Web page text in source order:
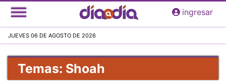
Pasar
al
principal
ingresar
JUEVES 06 DE AGOSTO DE 2026
Temas: Shoah